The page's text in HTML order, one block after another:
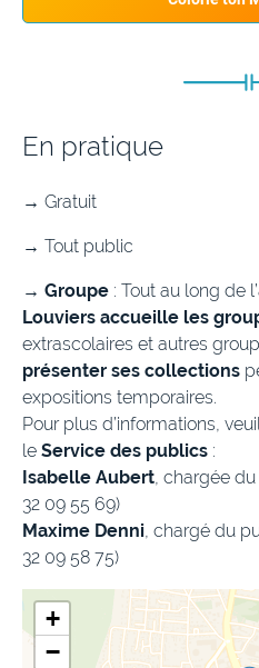
En pratique
→ Gratuit
→ Tout public
→ Groupe : Tout au long de
Louviers accueille les
extrascolaires et autres
présenter ses collections
expositions temporaires.
Pour plus d’informations,
le Service des publics :
Isabelle Aubert, chargée
32 09 55 69)
Maxime Denni, chargé du
32 09 58 75)
+
−